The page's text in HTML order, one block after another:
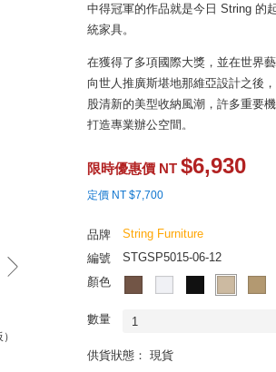
中得冠軍的作品就是今日 String 的
統家具。
在獲得了多項國際大獎，並在世界
向世人推廣斯堪地那維亞設計之後
股清新的美型收納風潮，許多重要
打造專業辦公空間。
今天介紹給各位的 Pocket 壁掛三
場歡迎的系列：纖細穩固的梯狀支
都依然輕快不壓迫，堅實靈活的層
如此經過時間考驗而成就的經典作
的 String Pocket 壁掛三層架，絕對
限時優惠價 NT $6,930
定價 NT $7,700
品牌
String Furniture
編號
STGSP5015-06-12
顏色
數量 1
供貨狀態： 現貨